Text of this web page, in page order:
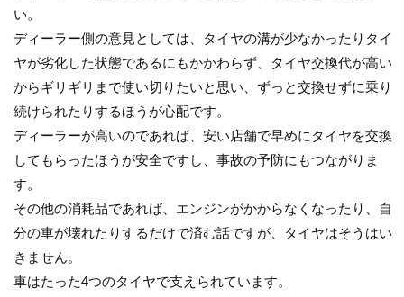
い。
ディーラー側の意見としては、タイヤの溝が少なかったりタイ
ヤが劣化した状態であるにもかかわらず、タイヤ交換代が高い
からギリギリまで使い切りたいと思い、ずっと交換せずに乗り
続けられたりするほうが心配です。
ディーラーが高いのであれば、安い店舗で早めにタイヤを交換
してもらったほうが安全ですし、事故の予防にもつながりま
す。
その他の消耗品であれば、エンジンがかからなくなったり、自
分の車が壊れたりするだけで済む話ですが、タイヤはそうはい
きません。
車はたった4つのタイヤで支えられています。